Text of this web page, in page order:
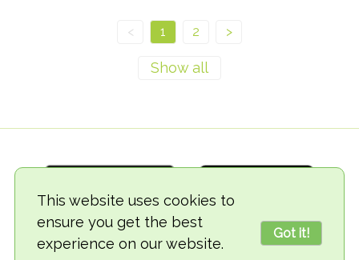
This website uses cookies to
ensure you get the best
experience on our website.
Got it!
< 1 2 >
© 2018-2026 TheVegCat